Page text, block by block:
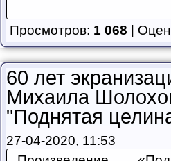
Просмотров: 1 068 |
60 лет
Михаила
"Поднятая
27-04-2020, 11:53